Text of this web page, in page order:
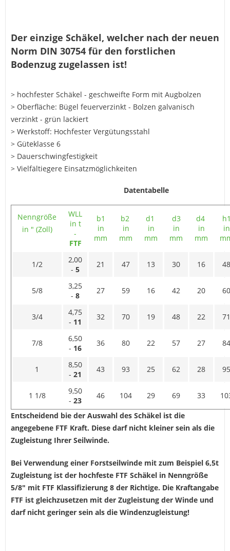
Der einzige Schäkel, welcher nach der neuen
Norm DIN 30754 für den forstlichen
Bodenzug zugelassen ist!
> hochfester Schäkel - geschweifte Form mit Augbolzen
> Oberfläche: Bügel feuerverzinkt - Bolzen galvanisch
verzinkt - grün lackiert
> Werkstoff: Hochfester Vergütungsstahl
> Güteklasse 6
> Dauerschwingfestigkeit
> Vielfältiegere Einsatzmöglichkeiten
Datentabelle
Nenngröße
in " (Zoll)
WLL
in t
-
FTF
b1
in
mm
b2
in
mm
d1
in
mm
d3
in
mm
d4
in
mm
in
1/2
2,00
- 5
21 47 13 30 16 48
5/8
3,25
- 8
27 59 16 42 20 60
3/4
4,75
- 11
32 70 19 48 22 71
7/8
6,50
- 16
36 80 22 57 27 84
1
8,50
- 21
43 93 25 62 28 95
1 1/8
9,50
- 23
46 104 29 69 33
Entscheidend bie der Auswahl des Schäkel ist die
angegebene FTF Kraft. Diese darf nicht kleiner sein als die
Zugleistung Ihrer Seilwinde.
Bei Verwendung einer Forstseilwinde mit zum Beispiel 6,5t
Zugleistung ist der hochfeste FTF Schäkel in Nenngröße
5/8" mit FTF Klassifizierung 8 der Richtige. Die Kraftangabe
FTF ist gleichzusetzen mit der Zugleistung der Winde und
darf nicht geringer sein als die Windenzugleistung!